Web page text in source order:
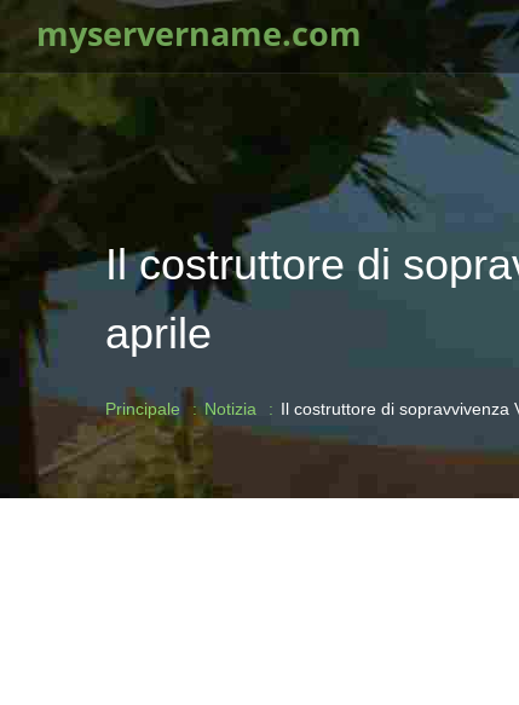
myservername.com
Il costruttore di
aprile
Principale Notizia Il costruttore di sopravvivenza